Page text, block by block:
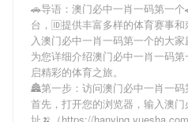
🚗导语： 澳门必中一肖一码第一个
台，🆔提供丰富多样的体育赛事
入澳门必中一肖一码第一个的大
为您详细介绍澳门必中一肖一码第
启精彩的体育之旅。
🏯第一步：访问澳门必中一肖一码
首先，打开您的浏览器，输入澳门